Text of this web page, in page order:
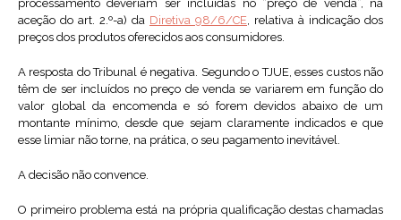
processamento deveriam ser incluídas no “preço de venda”, na
aceção do art. 2.º-a) da Diretiva 98/6/CE, relativa à indicação dos
preços dos produtos oferecidos aos consumidores.
A resposta do Tribunal é negativa. Segundo o TJUE, esses custos não
têm de ser incluídos no preço de venda se variarem em função do
valor global da encomenda e só forem devidos abaixo de um
montante mínimo, desde que sejam claramente indicados e que
esse limiar não torne, na prática, o seu pagamento inevitável.
A decisão não convence.
O primeiro problema está na própria qualificação destas chamadas